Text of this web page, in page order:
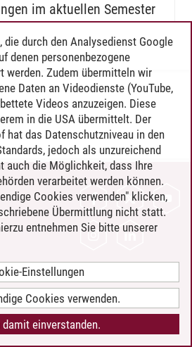
im aktuellen Semester
die durch den Analysedienst Google
denen personenbezogene
werden. Zudem übermitteln wir
Daten an Videodienste (YouTube,
Videos anzuzeigen. Diese
in die USA übermittelt. Der
hat das Datenschutzniveau in den
jedoch als unzureichend
auch die Möglichkeit, dass Ihre
verarbeitet werden können.
Cookies verwenden" klicken,
Übermittlung nicht statt.
entnehmen Sie bitte unserer
Einstellungen
Cookies verwenden.
damit einverstanden.